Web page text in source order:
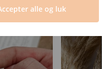
alle og luk